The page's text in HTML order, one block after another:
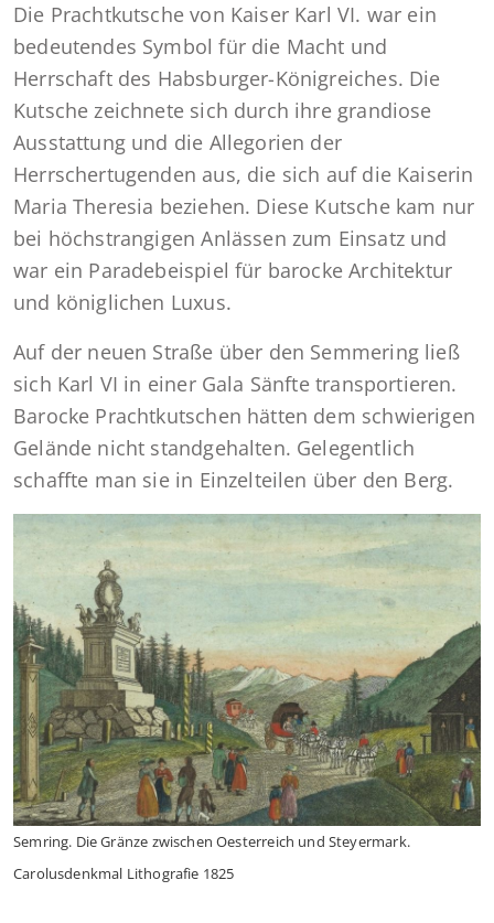
Die Prachtkutsche von Kaiser Karl VI. war ein
bedeutendes Symbol für die Macht und
Herrschaft des Habsburger-Königreiches. Die
Kutsche zeichnete sich durch ihre grandiose
Ausstattung und die Allegorien der
Herrschertugenden aus, die sich auf die Kaiserin
Maria Theresia beziehen. Diese Kutsche kam nur
bei höchstrangigen Anlässen zum Einsatz und
war ein Paradebeispiel für barocke Architektur
und königlichen Luxus.
Auf der neuen Straße über den Semmering ließ
sich Karl VI in einer Gala Sänfte transportieren.
Barocke Prachtkutschen hätten dem schwierigen
Gelände nicht standgehalten. Gelegentlich
schaffte man sie in Einzelteilen über den Berg.
Semring. Die Gränze zwischen Oesterreich und Steyermark.
Carolusdenkmal Lithografie 1825